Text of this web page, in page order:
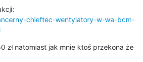
chieftec-wentylatory-w-wa-bcm-
zł natomiast jak mnie ktoś przekona że